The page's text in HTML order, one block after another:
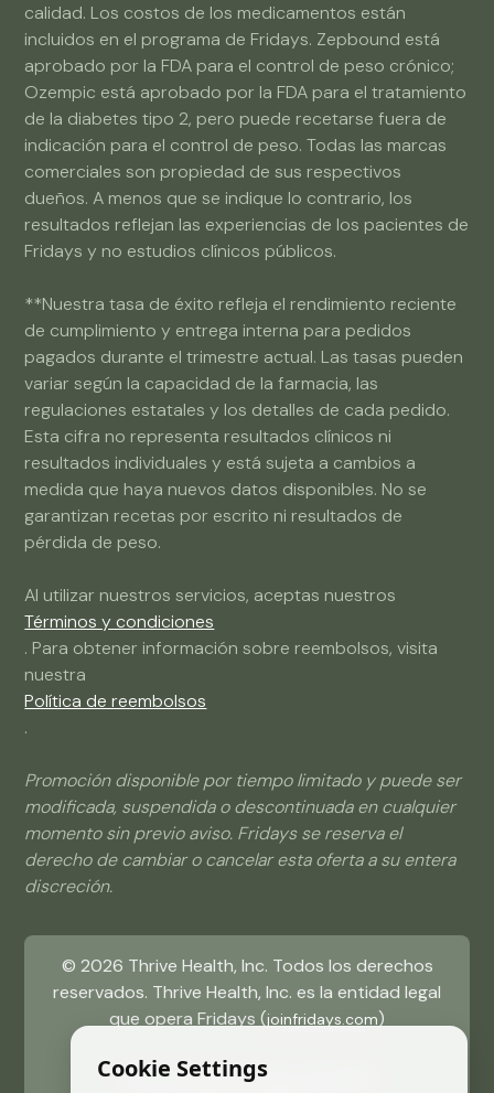
calidad. Los costos de los medicamentos están
incluidos en el programa de Fridays. Zepbound está
aprobado por la FDA para el control de peso crónico;
Ozempic está aprobado por la FDA para el tratamiento
de la diabetes tipo 2, pero puede recetarse fuera de
indicación para el control de peso. Todas las marcas
comerciales son propiedad de sus respectivos
dueños. A menos que se indique lo contrario, los
resultados reflejan las experiencias de los pacientes de
Fridays y no estudios clínicos públicos.
**Nuestra tasa de éxito refleja el rendimiento reciente
de cumplimiento y entrega interna para pedidos
pagados durante el trimestre actual. Las tasas pueden
variar según la capacidad de la farmacia, las
regulaciones estatales y los detalles de cada pedido.
Esta cifra no representa resultados clínicos ni
resultados individuales y está sujeta a cambios a
medida que haya nuevos datos disponibles. No se
garantizan recetas por escrito ni resultados de
pérdida de peso.
Al utilizar nuestros servicios, aceptas nuestros
Términos y condiciones
. Para obtener información sobre reembolsos, visita
nuestra
Política de reembolsos
.
Promoción disponible por tiempo limitado y puede ser
modificada, suspendida o descontinuada en cualquier
momento sin previo aviso. Fridays se reserva el
derecho de cambiar o cancelar esta oferta a su entera
discreción.
© 2026 Thrive Health, Inc. Todos los derechos
reservados. Thrive Health, Inc. es la entidad legal
que opera Fridays (joinfridays.com)
17322 Murphy Ave, Irvine, CA 92614
Cookie Settings